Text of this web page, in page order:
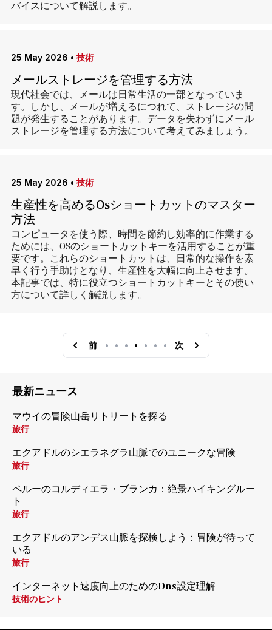
バイスについて解説します。
25 May 2026 • 技術
メールストレージを管理する方法
現代社会では、メールは日常生活の一部となっていま
す。しかし、メールが増えるにつれて、ストレージの問
題が発生することがあります。データを失わずにメール
ストレージを管理する方法について考えてみましょう。
25 May 2026 • 技術
生産性を高めるOsショートカットのマスター
方法
コンピュータを使う際、時間を節約し効率的に作業する
ためには、OSのショートカットキーを活用することが重
要です。これらのショートカットは、日常的な操作を素
早く行う手助けとなり、生産性を大幅に向上させます。
本記事では、特に役立つショートカットキーとその使い
方について詳しく解説します。
前 • • • • • • • 次
最新ニュース
マウイの冒険山岳リトリートを探る
旅行
エクアドルのシエラネグラ山脈でのユニークな冒険
旅行
ペルーのコルディエラ・ブランカ：絶景ハイキングルー
ト
旅行
エクアドルのアンデス山脈を探検しよう：冒険が待って
いる
旅行
インターネット速度向上のためのDns設定理解
技術のヒント